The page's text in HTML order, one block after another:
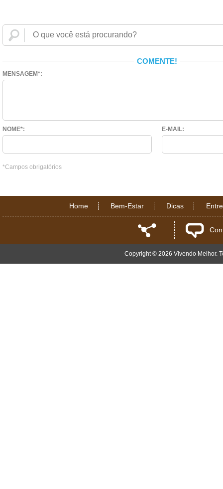
COMENTE!
MENSAGEM*:
NOME*: E-MAIL:
*Campos obrigatórios
Home Bem-Estar Dicas
Copyright © 2026 Vivendo Melhor.